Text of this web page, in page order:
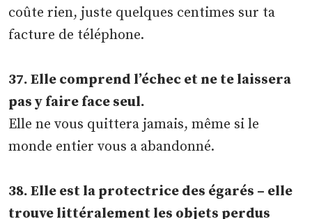
coûte rien, juste quelques centimes sur ta
facture de téléphone.
37. Elle comprend l’échec et ne te laissera
pas y faire face seul.
Elle ne vous quittera jamais, même si le
monde entier vous a abandonné.
38. Elle est la protectrice des égarés – elle
trouve littéralement les objets perdus